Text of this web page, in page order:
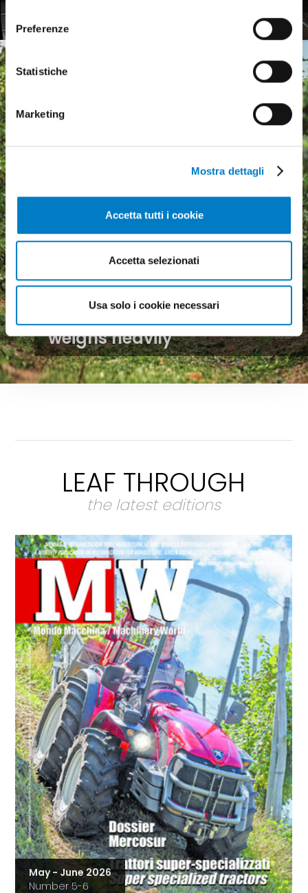
Preferenze
Statistiche
Marketing
Mostra dettagli
Accetta tutti i cookie
Accetta selezionati
Usa solo i cookie necessari
Agricultural machinery, a
growing market but
economic uncertainty
weighs heavily
LEAF THROUGH
the latest editions
May - June 2026
Number 5-6